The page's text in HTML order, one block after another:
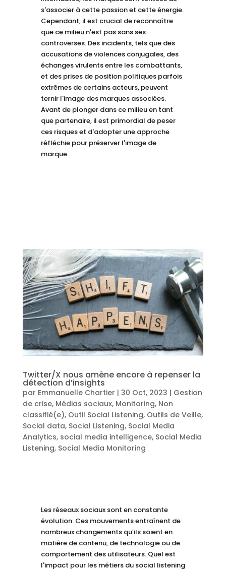
s'associer à cette passion et cette énergie.
Cependant, il est crucial de reconnaître
que ce milieu n'est pas sans ses
controverses. Des incidents, tels que des
accusations de violences conjugales, des
échanges virulents entre les combattants,
et des prises de position politiques parfois
extrêmes de certains acteurs, peuvent
ternir l'image des marques associées.
Avant de plonger dans ce milieu en tant
que partenaire, il est primordial de peser
ces risques et d'adopter une approche
réfléchie pour préserver l'image de
marque.
Twitter/X nous amène encore à repenser la
détection d’insights
par Emmanuelle Chartier | 30 Oct, 2023 | Gestion
de crise, Médias sociaux, Monitoring, Non
classifié(e), Outil Social Listening, Outils de Veille,
Social data, Social Listening, Social Media
Analytics, social media intelligence, Social Media
Listening, Social Media Monitoring
Les réseaux sociaux sont en constante
évolution. Ces mouvements entraînent de
nombreux changements qu’ils soient en
matière de contenu, de technologie ou de
comportement des utilisateurs. Quel est
l'impact pour les métiers du social listening